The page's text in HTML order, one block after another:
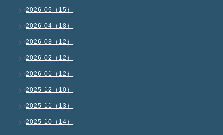
2026-05（15）
2026-04（18）
2026-03（12）
2026-02（12）
2026-01（12）
2025-12（10）
2025-11（13）
2025-10（14）